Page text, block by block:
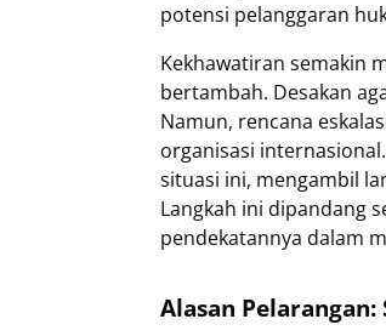
potensi pelanggaran
Kekhawatiran semakin
bertambah. Desakan
Namun, rencana
organisasi
situasi ini, mengambil
Langkah ini dipandang
pendekatannya dalam
Alasan